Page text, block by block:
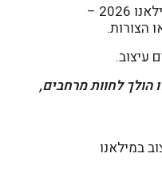
–
הצורות.
עיצוב.
הולך לחוות מרחבים,
במילאנו